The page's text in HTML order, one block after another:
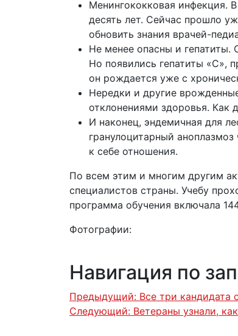
Менингококковая инфекция.
десять лет. Сейчас прошло
обновить знания врачей-
Не менее опасны и гепатиты.
Но появились гепатиты «С»,
он рождается уже с
Нередки и другие
отклонениями здоровья. Как
И наконец, эндемичная для
гранулоцитарный
к себе отношения.
По всем этим и многим другим
специалистов страны. Учебу
программа обучения включала
Фотографии:
Навигация по
Предыдущий: Все три
Следующий: Ветераны узнали,